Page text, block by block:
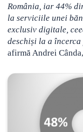
România, iar 44%
la serviciile unei
exclusiv digitale,
deschiși la a
afirmă Andrei